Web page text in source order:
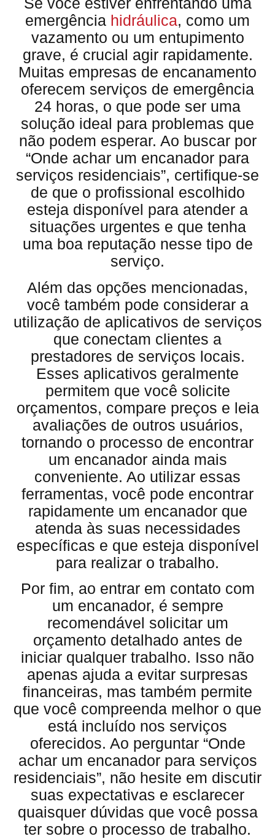
emergência hidráulica, como um
vazamento ou um entupimento
grave, é crucial agir rapidamente.
Muitas empresas de encanamento
oferecem serviços de emergência
24 horas, o que pode ser uma
solução ideal para problemas que
não podem esperar. Ao buscar por
“Onde achar um encanador para
serviços residenciais”, certifique-se
de que o profissional escolhido
esteja disponível para atender a
situações urgentes e que tenha
uma boa reputação nesse tipo de
serviço.
Além das opções mencionadas,
você também pode considerar a
utilização de aplicativos de serviços
que conectam clientes a
prestadores de serviços locais.
Esses aplicativos geralmente
permitem que você solicite
orçamentos, compare preços e leia
avaliações de outros usuários,
tornando o processo de encontrar
um encanador ainda mais
conveniente. Ao utilizar essas
ferramentas, você pode encontrar
rapidamente um encanador que
atenda às suas necessidades
específicas e que esteja disponível
para realizar o trabalho.
Por fim, ao entrar em contato com
um encanador, é sempre
recomendável solicitar um
orçamento detalhado antes de
iniciar qualquer trabalho. Isso não
apenas ajuda a evitar surpresas
financeiras, mas também permite
que você compreenda melhor o que
está incluído nos serviços
oferecidos. Ao perguntar “Onde
achar um encanador para serviços
residenciais”, não hesite em discutir
suas expectativas e esclarecer
quaisquer dúvidas que você possa
ter sobre o processo de trabalho.